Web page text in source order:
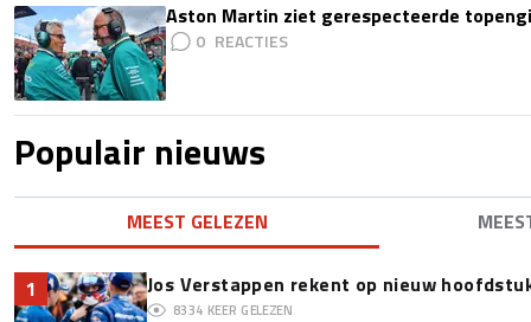
Aston Martin ziet gerespecteerde
0
Populair nieuws
MEEST GELEZEN
1 Jos Verstappen rekent op nieuw
8334 KEER GELEZEN